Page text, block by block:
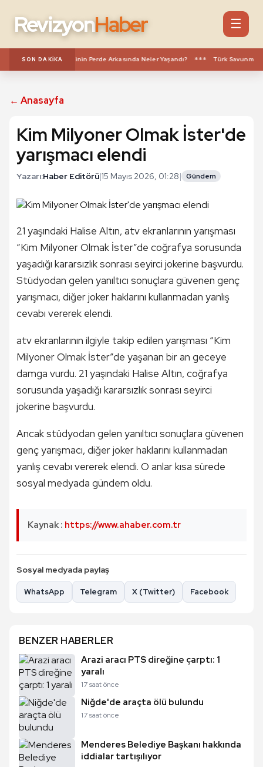
RevizyonHaber ☰
SON DAKIKA
Salah Transferinin Perde Arkasında Neler Yaşandı? *** Türk Savunma
← Anasayfa
Kim Milyoner Olmak İster'de
yarışmacı elendi
Yazarı:Haber Editörü|15 Mayıs 2026, 01:28| Gündem
21 yaşındaki Halise Altın, atv ekranlarının yarışması
“Kim Milyoner Olmak İster”de coğrafya sorusunda
yaşadığı kararsızlık sonrası seyirci jokerine başvurdu.
Stüdyodan gelen yanıltıcı sonuçlara güvenen genç
yarışmacı, diğer joker haklarını kullanmadan yanlış
cevabı vererek elendi.
atv ekranlarının ilgiyle takip edilen yarışması “Kim
Milyoner Olmak İster”de yaşanan bir an geceye
damga vurdu. 21 yaşındaki Halise Altın, coğrafya
sorusunda yaşadığı kararsızlık sonrası seyirci
jokerine başvurdu.
Ancak stüdyodan gelen yanıltıcı sonuçlara güvenen
genç yarışmacı, diğer joker haklarını kullanmadan
yanlış cevabı vererek elendi. O anlar kısa sürede
sosyal medyada gündem oldu.
Kaynak : https://www.ahaber.com.tr
Sosyal medyada paylaş
WhatsApp Telegram X (Twitter) Facebook
BENZER HABERLER
Arazi aracı PTS direğine çarptı: 1
yaralı
17 saat önce
Niğde'de araçta ölü bulundu
17 saat önce
Menderes Belediye Başkanı hakkında
iddialar tartışılıyor